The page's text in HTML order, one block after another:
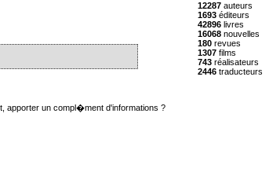
apporter un compl�ment d'informations ?
12287 auteurs
1693 éditeurs
42896 livres
16068 nouvelles
180 revues
1307 films
743 réalisateurs
2446 traducteurs